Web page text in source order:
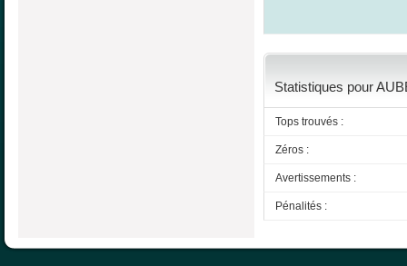
Statistiques pour
Tops trouvés :
Zéros :
Avertissements :
Pénalités :